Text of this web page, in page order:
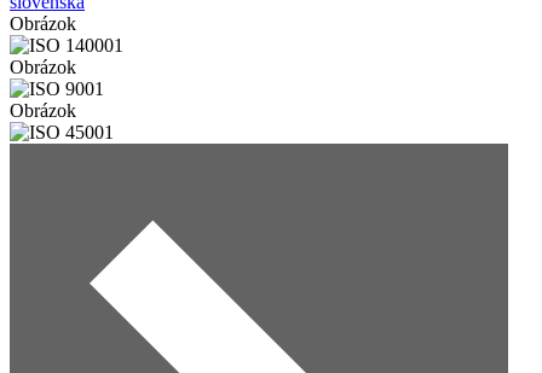
Obrázok
Obrázok
Obrázok